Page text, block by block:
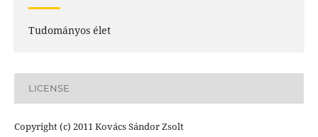
Tudományos élet
LICENSE
Copyright (c) 2011 Kovács Sándor Zsolt